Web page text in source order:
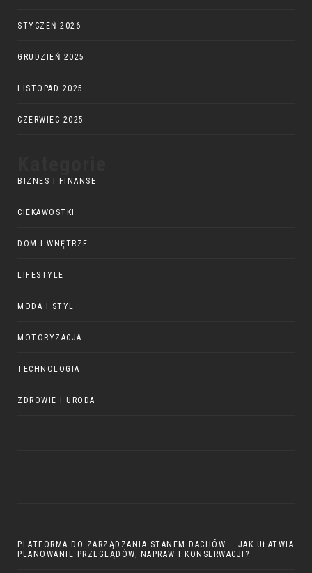
STYCZEŃ 2026
GRUDZIEŃ 2025
LISTOPAD 2025
CZERWIEC 2025
BIZNES I FINANSE
CIEKAWOSTKI
DOM I WNĘTRZE
LIFESTYLE
MODA I STYL
MOTORYZACJA
TECHNOLOGIA
ZDROWIE I URODA
PLATFORMA DO ZARZĄDZANIA STANEM DACHÓW – JAK UŁATWIA
PLANOWANIE PRZEGLĄDÓW, NAPRAW I KONSERWACJI?